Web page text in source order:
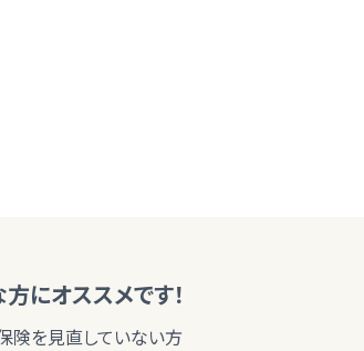
にオススメです！
険を見直していない方